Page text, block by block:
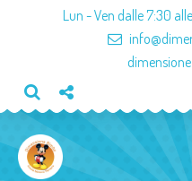
Lun - Ven dalle7:30